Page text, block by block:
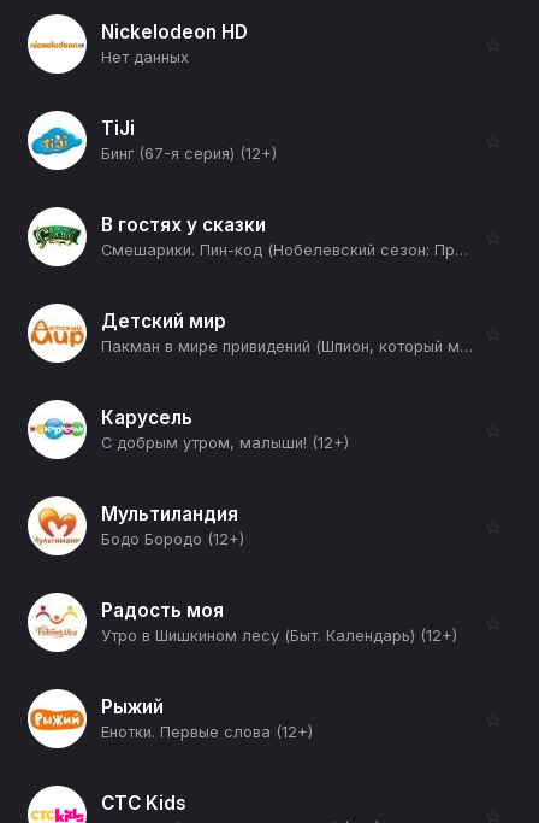
Nickelodeon HD
Нет данных
☆
TiJi
Бинг (67-я серия) (12+)
☆
В гостях у сказки
Смешарики. Пин-код (Нобелевский сезон: Прививка от Кроша: Часть 2-я) (12+)
☆
Детский мир
Пакман в мире привидений (Шпион, который меня уменьшил) (12+)
☆
Карусель
С добрым утром, малыши! (12+)
☆
Мультиландия
Бодо Бородо (12+)
☆
Радость моя
Утро в Шишкином лесу (Быт. Календарь) (12+)
☆
Рыжий
Енотки. Первые слова (12+)
☆
СТС Kids ☆